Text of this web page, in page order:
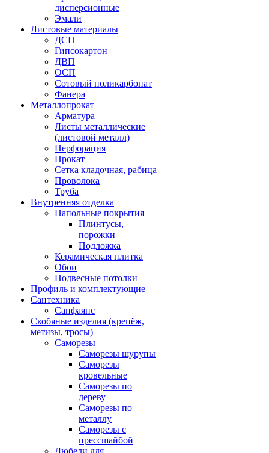
дисперсионные
Эмали
Листовые материалы
ДСП
Гипсокартон
ДВП
ОСП
Сотовый поликарбонат
Фанера
Металлопрокат
Арматура
Листы металлические
(листовой металл)
Перфорация
Прокат
Сетка кладочная, рабица
Проволока
Труба
Внутренняя отделка
Напольные покрытия
Плинтусы,
порожки
Подложка
Керамическая плитка
Обои
Подвесные потолки
Профиль и комплектующие
Сантехника
Санфаянс
Скобяные изделия (крепёж,
метизы, тросы)
Саморезы
Саморезы шурупы
Саморезы
кровельные
Саморезы по
дереву
Саморезы по
металлу
Саморезы с
прессшайбой
Дюбели для